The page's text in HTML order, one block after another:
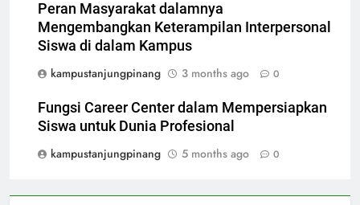
Peran Masyarakat dalamnya
Mengembangkan Keterampilan Interpersonal
Siswa di dalam Kampus
kampustanjungpinang
3 months ago 0
Fungsi Career Center dalam Mempersiapkan
Siswa untuk Dunia Profesional
kampustanjungpinang
5 months ago 0